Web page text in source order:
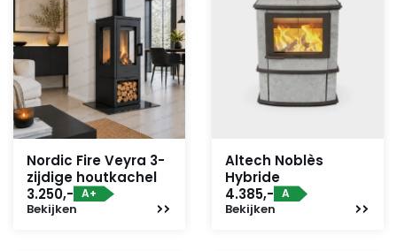
Nordic Fire Veyra 3-
zijdige houtkachel
3.250,- A+
Bekijken
Altech Noblès
Hybride
4.385,- A
Bekijken